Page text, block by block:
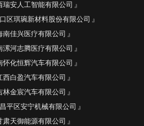
瑞安人工智能有限公司
区琪琬新材料股份有限公司
南佳兴医疗有限公司
漯河志腾医疗有限公司
怀化恒辉汽车有限公司
西白盈汽车有限公司
林金宸汽车有限公司
平区安宁机械有限公司
肃天御能源有限公司